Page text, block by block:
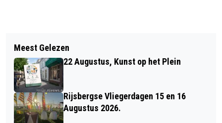
BASILY GIPSY BAND OP 9 NOVEMBER
BIJ PODIUM KLOOSTERHOF IN
HOOGERHEIDE
MAN MET GLAS IN GEZICHT
GESLAGEN
Meest Gelezen
22 Augustus, Kunst op het Plein
Rijsbergse Vliegerdagen 15 en 16
Augustus 2026.